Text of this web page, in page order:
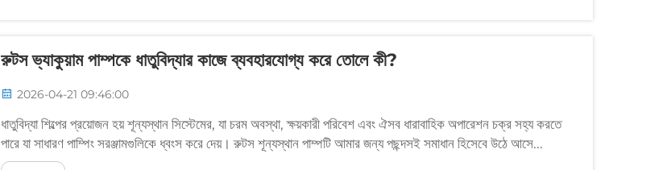
রুটস ভ্যাকুয়াম পাম্পকে ধাতুবিদ্যার কাজে ব্যবহারযোগ্য করে তোলে কী?
2026-04-21 09:46:00
ধাতুবিদ্যা শিল্পের প্রয়োজন হয় শূন্যস্থান সিস্টেমের, যা চরম অবস্থা, ক্ষয়কারী পরিবেশ এবং ঐসব ধারাবাহিক অপারেশন চক্র সহ্য করতে
পারে যা সাধারণ পাম্পিং সরঞ্জামগুলিকে ধ্বংস করে দেয়। রুটস শূন্যস্থান পাম্পটি আমার জন্য পছন্দসই সমাধান হিসেবে উঠে আসে...